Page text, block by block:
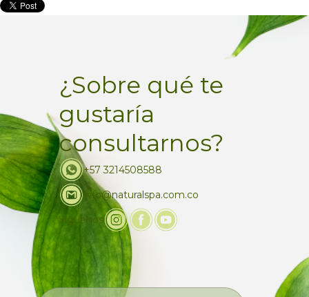
¿Sobre qué te
gustaría
consultarnos?
+57 3214508588
info@naturalspa.com.co
Siguenos